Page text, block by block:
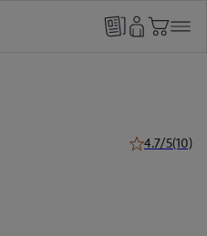
4.7/5(10)